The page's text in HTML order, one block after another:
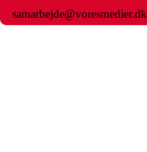
samarbejde@voresmedier.dk